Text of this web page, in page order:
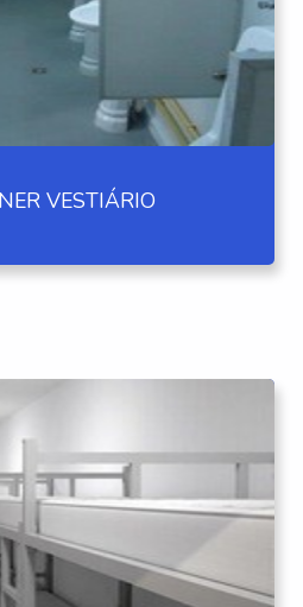
VESTIÁRIO